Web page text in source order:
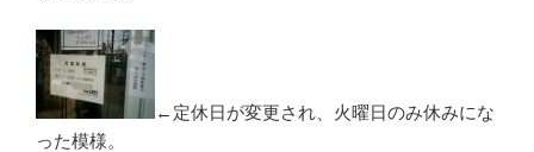
←定休日が変更され、火曜日のみ休みにな
った模様。